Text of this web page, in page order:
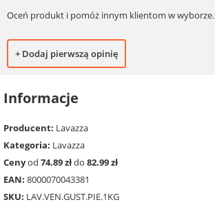
Oceń produkt i pomóż innym klientom w wyborze.
+ Dodaj pierwszą opinię
Informacje
Producent: Lavazza
Kategoria: Lavazza
Cenyod 74.89 złdo 82.99 zł
EAN: 8000070043381
SKU: LAV.VEN.GUST.PIE.1KG